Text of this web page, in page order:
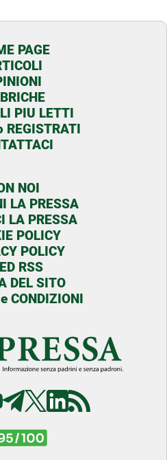
PAGE
PIU LETTI
REGISTRATI
NOI
LA PRESSA
LA PRESSA
POLICY
POLICY
RSS
DEL SITO
CONDIZIONI